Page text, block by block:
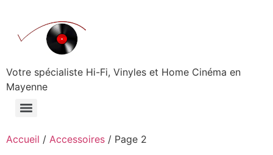
contenu
Votre spécialiste Hi-Fi, Vinyles et Home Cinéma en
Mayenne
Accueil / Accessoires / Page 2